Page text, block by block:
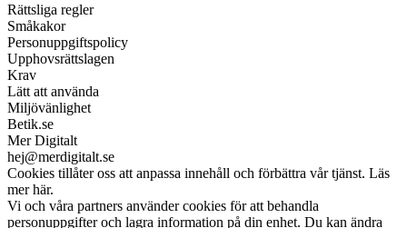
Rättsliga regler
Småkakor
Personuppgiftspolicy
Upphovsrättslagen
Krav
Lätt att använda
Miljövänlighet
Betik.se
Mer Digitalt
hej@merdigitalt.se
Cookies tillåter oss att anpassa innehåll och förbättra vår tjänst. Läs
mer här.
Vi och våra partners använder cookies för att behandla
personuppgifter och lagra information på din enhet. Du kan ändra